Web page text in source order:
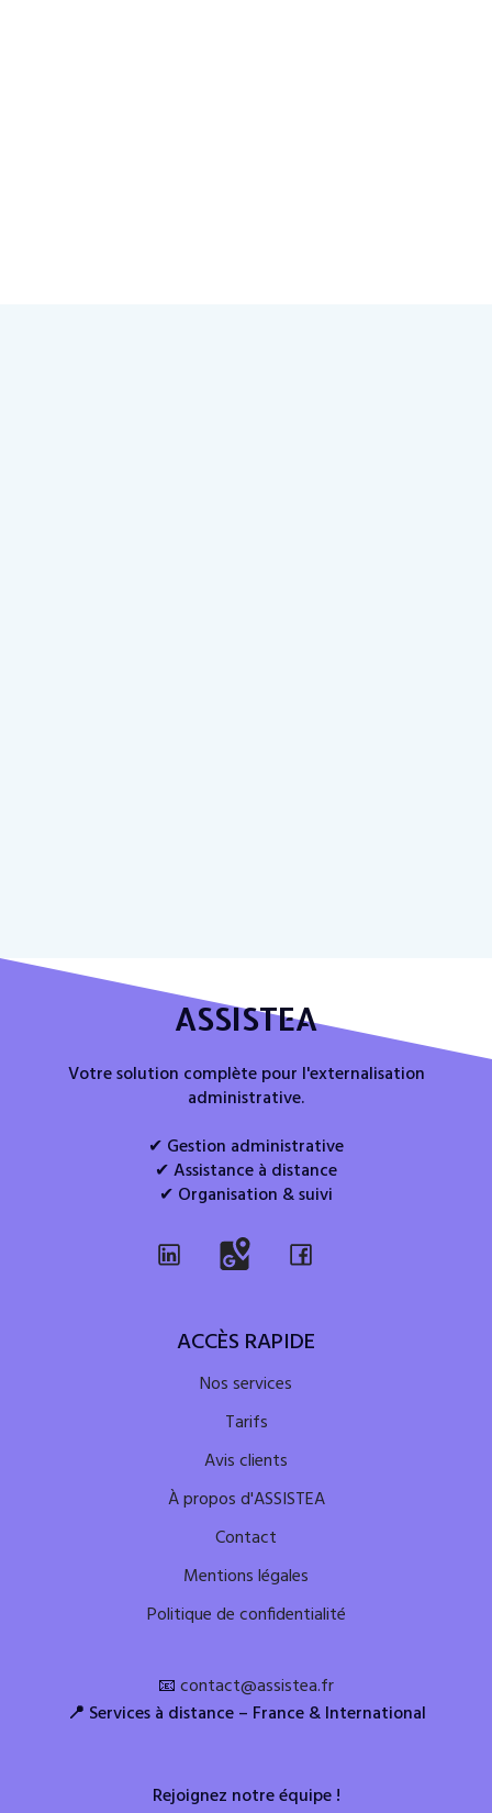
ASSISTEA
Votre solution complète pour l'externalisation
administrative.
✔ Gestion administrative
✔ Assistance à distance
✔ Organisation & suivi
ACCÈS RAPIDE
Nos services
Tarifs
Avis clients
À propos d'ASSISTEA
Contact
Mentions légales
Politique de confidentialité
📧contact@assistea.fr
📍 Services à distance – France & International
Rejoignez notre équipe !